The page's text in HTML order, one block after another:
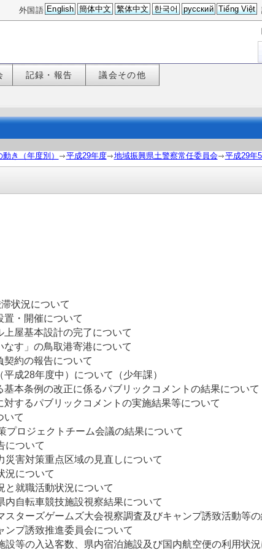
外国語 English 簡体中文 繁体中文 한국어 русский Tiếng Việt
記録・報告 議会その他
き（年度別） 平成29年度 地域振興県土警察常任委員会 平成29年
渋滞状況について
設置・開催について
上屋基本設計の完了について
なす」の鳥取港寄港について
契約の報告について
成28年度中）について（少年課）
関する基本条例の改正に係るパブリックコメ
更案）に対するパブリックコメントの実施
について
プロジェクトチーム会議の結果について
告について
災害対策重点区域の見直しについて
整状況について
と就職活動状況について
内自転車競技施設視察結果について
マスターズゲームズ大会視察調査及びキャンプ誘
ンプ誘致推進委員会について
観光施設等の入込客数、県内宿泊施設及び国内